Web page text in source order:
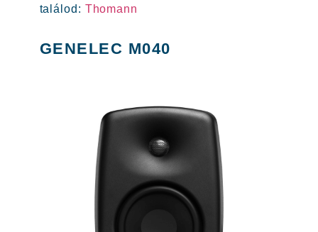
találod: Thomann
GENELEC M040